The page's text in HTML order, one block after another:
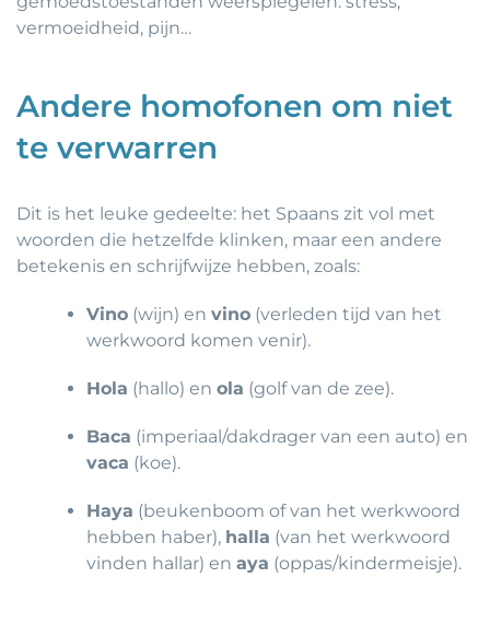
vermoeidheid, pijn…
Andere homofonen om niet
te verwarren
Dit is het leuke gedeelte: het Spaans zit vol met
woorden die hetzelfde klinken, maar een andere
betekenis en schrijfwijze hebben, zoals:
Vino (wijn) envino (verleden tijd van het
werkwoord komen venir).
Hola (hallo) enola (golf van de zee).
Baca (imperiaal/dakdrager van een auto) en
vaca (koe).
Haya (beukenboom of van het werkwoord
hebben haber), halla (van het werkwoord
vinden hallar) enaya (oppas/kindermeisje).